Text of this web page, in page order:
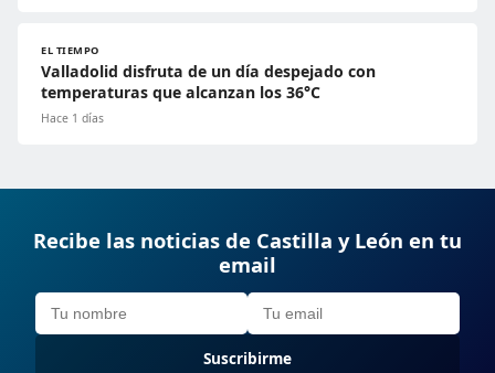
EL TIEMPO
Valladolid disfruta de un día despejado con
temperaturas que alcanzan los 36°C
Hace 1 días
Recibe las noticias de Castilla y León en tu
email
Suscribirme